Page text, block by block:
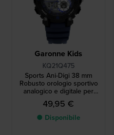
Garonne Kids
KQ21Q475
Sports Ani-Digi 38 mm
Robusto orologio sportivo
analogico e digitale per
ragazzi
49,95 €
● Disponibile